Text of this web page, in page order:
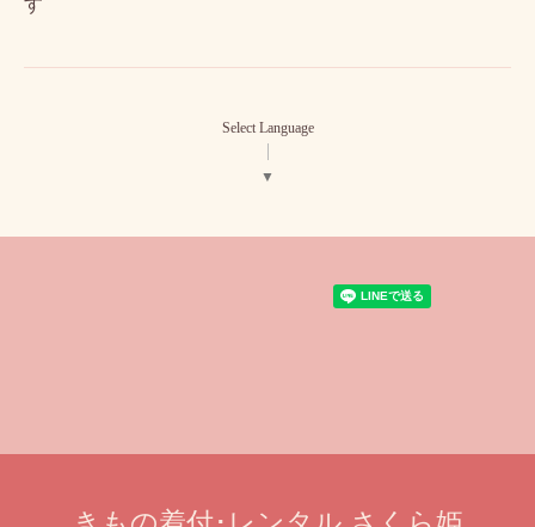
Select Language
▼